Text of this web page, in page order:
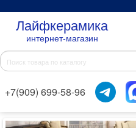
Лайфкерамика
интернет-магазин
+7(909) 699-58-96